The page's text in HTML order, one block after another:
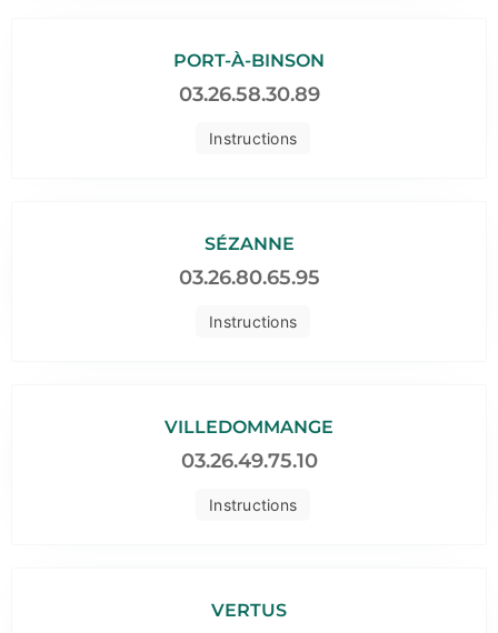
Instructions
PORT-À-BINSON
03.26.58.30.89
Instructions
SÉZANNE
03.26.80.65.95
Instructions
VILLEDOMMANGE
03.26.49.75.10
VERTUS